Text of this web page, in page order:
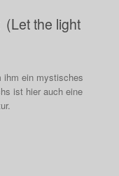
the light
ihm ein mystisches
ist hier auch eine